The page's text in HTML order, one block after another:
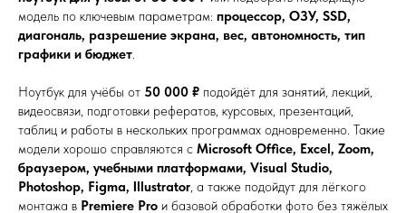
модель по ключевым параметрам: процессор, ОЗУ, SSD,
диагональ, разрешение экрана, вес, автономность, тип
графики и бюджет.
Ноутбук для учёбы от 50 000 ₽ подойдёт для занятий, лекций,
видеосвязи, подготовки рефератов, курсовых, презентаций,
таблиц и работы в нескольких программах одновременно. Такие
модели хорошо справляются с Microsoft Office, Excel, Zoom,
браузером, учебными платформами, Visual Studio,
Photoshop, Figma, Illustrator, а также подойдут для лёгкого
монтажа в Premiere Pro и базовой обработки фото без тяжёлых